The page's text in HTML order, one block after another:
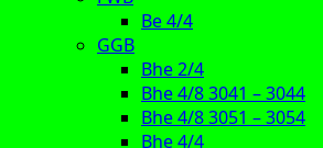
Be 4/4
GGB
Bhe 2/4
Bhe 4/8 3041 – 3044
Bhe 4/8 3051 – 3054
Bhe 4/4